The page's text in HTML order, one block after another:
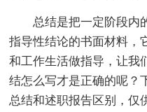
总结是把一定阶段内
指导性结论的书面材料，
和工作生活做指导，让我
结怎么写才是正确的呢？
总结和述职报告区别，仅